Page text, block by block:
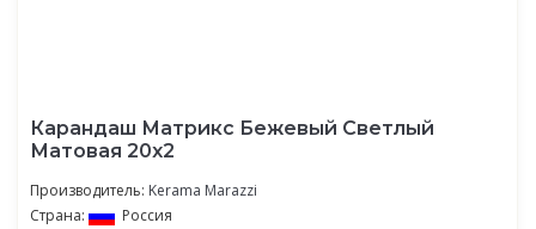
Карандаш Матрикс Бежевый Светлый
Матовая 20х2
Производитель: Kerama Marazzi
Страна:
Россия